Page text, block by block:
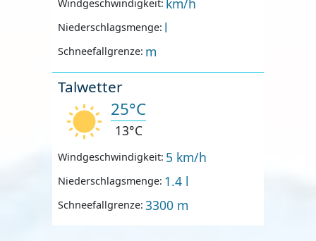
Windgeschwindigkeit: km/h
Niederschlagsmenge: l
Schneefallgrenze: m
Talwetter
25°C
13°C
Windgeschwindigkeit: 5 km/h
Niederschlagsmenge: 1.4 l
Schneefallgrenze: 3300 m